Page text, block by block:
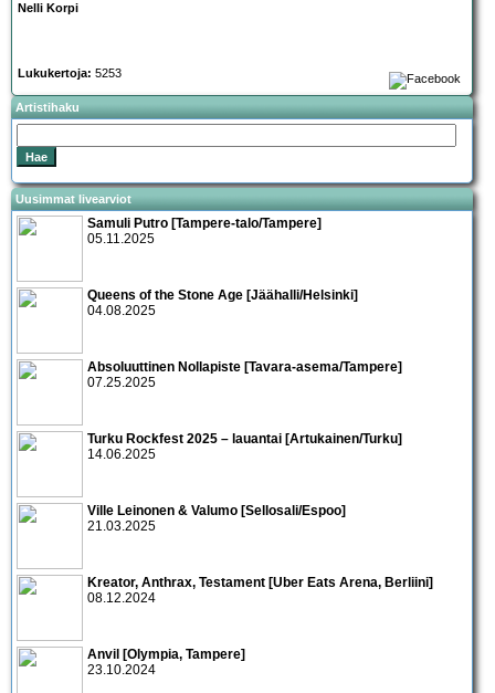
Nelli Korpi
Lukukertoja: 5253
Artistihaku
Uusimmat livearviot
Samuli Putro [Tampere-talo/Tampere]
05.11.2025
Queens of the Stone Age [Jäähalli/Helsinki]
04.08.2025
Absoluuttinen Nollapiste [Tavara-asema/Tampere]
07.25.2025
Turku Rockfest 2025 – lauantai [Artukainen/Turku]
14.06.2025
Ville Leinonen & Valumo [Sellosali/Espoo]
21.03.2025
Kreator, Anthrax, Testament [Uber Eats Arena, Berliini]
08.12.2024
Anvil [Olympia, Tampere]
23.10.2024